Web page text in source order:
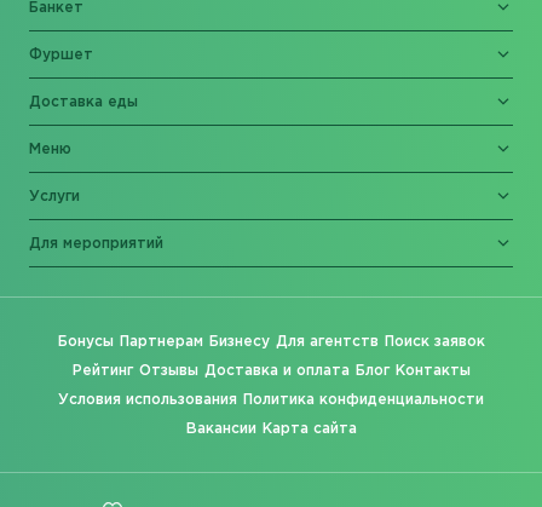
Банкет
Фуршет
Доставка еды
Меню
Услуги
Для мероприятий
Бонусы Партнерам Бизнесу Для агентств Поиск заявок
Рейтинг Отзывы Доставка и оплата Блог Контакты
Условия использования Политика конфиденциальности
Вакансии Карта сайта